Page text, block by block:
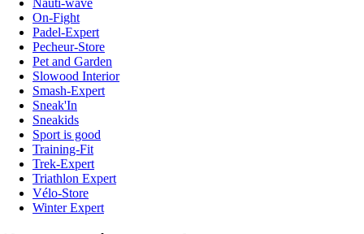
Nauti-wave
On-Fight
Padel-Expert
Pecheur-Store
Pet and Garden
Slowood Interior
Smash-Expert
Sneak'In
Sneakids
Sport is good
Training-Fit
Trek-Expert
Triathlon Expert
Vélo-Store
Winter Expert